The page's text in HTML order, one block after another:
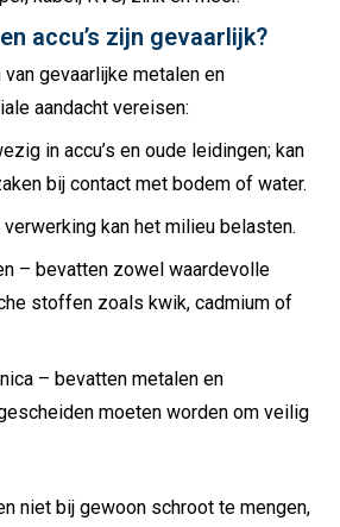
accu’s zijn gevaarlijk?
gevaarlijke metalen en
aandacht vereisen:
in accu’s en oude leidingen; kan
bij contact met bodem of water.
kan het milieu belasten.
– bevatten zowel waardevolle
stoffen zoals kwik, cadmium of
– bevatten metalen en
moeten worden om veilig
niet bij gewoon schroot te mengen,